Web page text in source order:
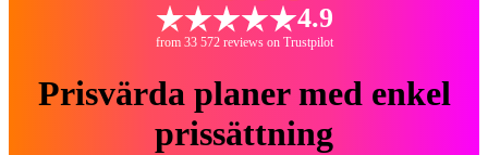
4.9
from 33 572 reviews on Trustpilot
Prisvärda planer med enkel
prissättning